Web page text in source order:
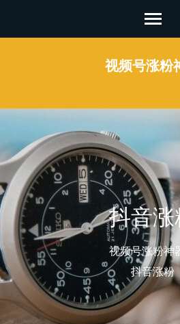
视频号涨粉
抖音涨
视频号涨粉神
抖音涨粉